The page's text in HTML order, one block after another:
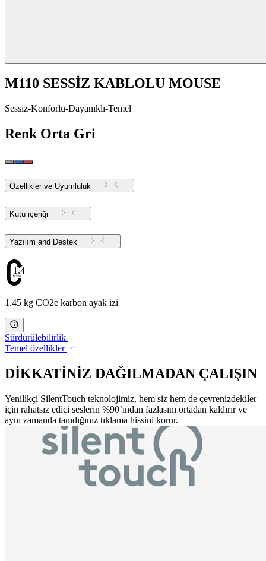
M110 SESSİZ KABLOLU MOUSE
Sessiz-Konforlu-Dayanıklı-Temel
Renk Orta Gri
Özellikler ve Uyumluluk
Kutu içeriği
Yazılım and Destek
1.45
1.45 kg CO2e karbon ayak izi
Sürdürülebilirlik
Temel özellikler
DİKKATİNİZ DAĞILMADAN ÇALIŞIN
Yenilikçi SilentTouch teknolojimiz, hem siz hem de çevrenizdekiler
için rahatsız edici seslerin %90’ından fazlasını ortadan kaldırır ve
aynı zamanda tanıdığınız tıklama hissini korur.